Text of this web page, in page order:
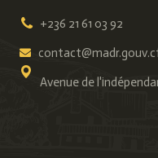
+236 21 61 03 92
Avenue de